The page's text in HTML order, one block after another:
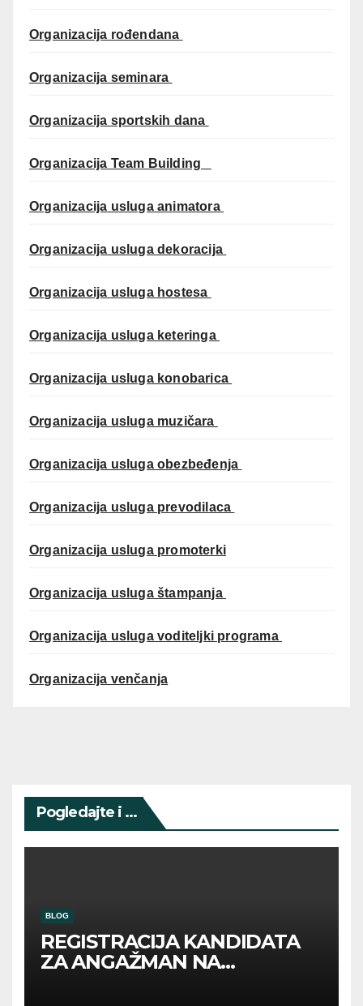
Organizacija rođendana
Organizacija seminara
Organizacija sportskih dana
Organizacija Team Building
Organizacija usluga animatora
Organizacija usluga dekoracija
Organizacija usluga hostesa
Organizacija usluga keteringa
Organizacija usluga konobarica
Organizacija usluga muzičara
Organizacija usluga obezbeđenja
Organizacija usluga prevodilaca
Organizacija usluga promoterki
Organizacija usluga štampanja
Organizacija usluga voditeljki programa
Organizacija venčanja
Pogledajte i ...
BLOG
REGISTRACIJA KANDIDATA
ZA ANGAŽMAN NA